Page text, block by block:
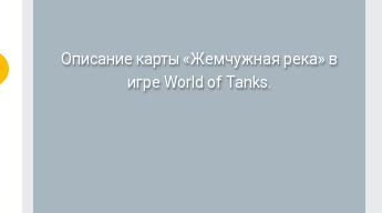
Описание карты «Жемчужная река» в
игре World of Tanks.